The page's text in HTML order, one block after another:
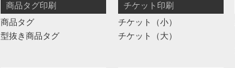
商品タグ印刷
商品タグ
型抜き商品タグ
チケット印刷
チケット（小）
チケット（大）